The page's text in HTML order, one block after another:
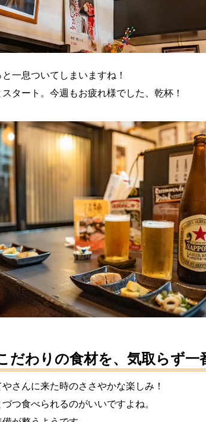
一息ついてしまいますね！
タート。今週もお疲れ様でした、乾杯！
だわりの食材を、気取らず一
さんに来た時のささやかな楽しみ！
つ食べられるのがいいですよね。